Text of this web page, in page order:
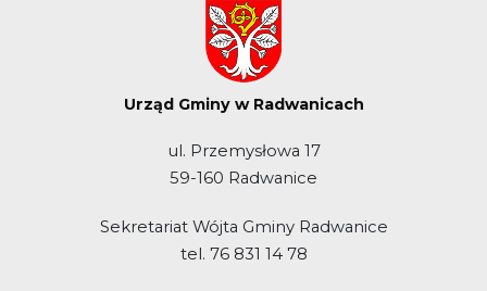
Urząd Gminy w Radwanicach
ul. Przemysłowa 17
59-160 Radwanice
Sekretariat Wójta Gminy Radwanice
tel. 76 831 14 78